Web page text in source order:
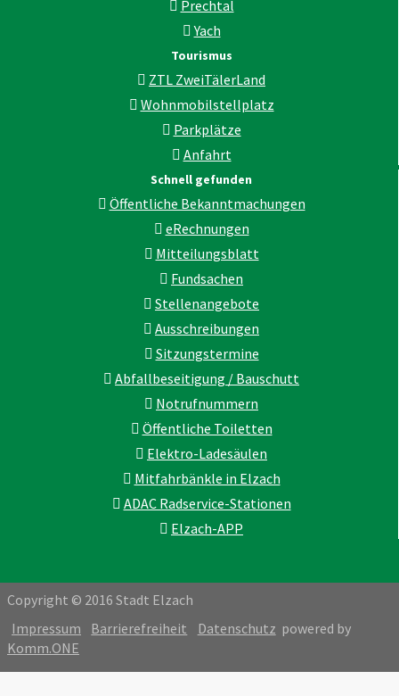
Prechtal
Yach
Tourismus
ZTL ZweiTälerLand
Wohnmobilstellplatz
Parkplätze
Anfahrt
Schnell gefunden
Öffentliche Bekanntmachungen
eRechnungen
Mitteilungsblatt
Fundsachen
Stellenangebote
Ausschreibungen
Sitzungstermine
Abfallbeseitigung / Bauschutt
Notrufnummern
Öffentliche Toiletten
Elektro-Ladesäulen
Mitfahrbänkle in Elzach
ADAC Radservice-Stationen
Elzach-APP
Copyright © 2016 Stadt Elzach
Impressum
Barrierefreiheit Datenschutz powered by
Komm.ONE